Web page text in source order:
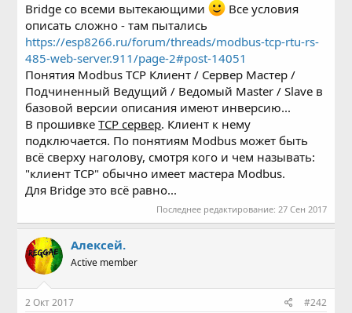
Bridge со всеми вытекающими
Все условия
описать сложно - там пытались
https://esp8266.ru/forum/threads/modbus-tcp-rtu-rs-
485-web-server.911/page-2#post-14051
Понятия Modbus TCP Клиент / Сервер Мастер /
Подчиненный Ведущий / Ведомый Master / Slave в
базовой версии описания имеют инверсию...
В прошивкеTCP сервер. Клиент к нему
подключается. По понятиям Modbus может быть
всё сверху наголову, смотря кого и чем называть:
"клиент TCP" обычно имеет мастера Modbus.
Для Bridge это всё равно...
Последнее редактирование: 27 Сен 2017
Алексей.
Active member
2 Окт 2017 #242